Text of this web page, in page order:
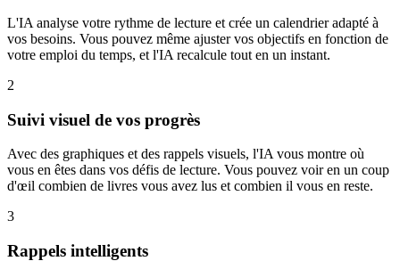
L'IA analyse votre rythme de lecture et crée un calendrier adapté à
vos besoins. Vous pouvez même ajuster vos objectifs en fonction de
votre emploi du temps, et l'IA recalcule tout en un instant.
2
Suivi visuel de vos progrès
Avec des graphiques et des rappels visuels, l'IA vous montre où
vous en êtes dans vos défis de lecture. Vous pouvez voir en un coup
d'œil combien de livres vous avez lus et combien il vous en reste.
3
Rappels intelligents